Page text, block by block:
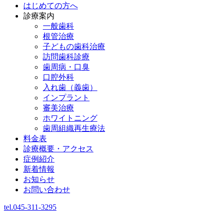
はじめての方へ
診療案内
一般歯科
根管治療
子どもの歯科治療
訪問歯科診療
歯周病・口臭
口腔外科
入れ歯（義歯）
インプラント
審美治療
ホワイトニング
歯周組織再生療法
料金表
診療概要・アクセス
症例紹介
新着情報
お知らせ
お問い合わせ
tel.045-311-3295